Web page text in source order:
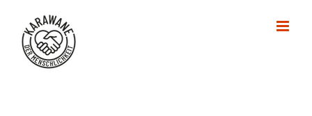
Inhalt
springen